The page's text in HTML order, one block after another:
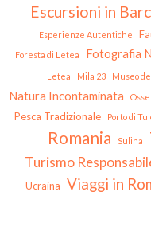
Escursioni in
Esperienze Autentiche
Foresta di Letea Fotografia
Letea Mila 23 Museo
Natura Incontaminata
Pesca Tradizionale Porto di
Romania Sulina
Turismo
Ucraina Viaggi in